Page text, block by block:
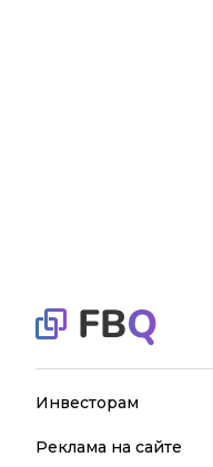
Инвесторам
Реклама на сайте